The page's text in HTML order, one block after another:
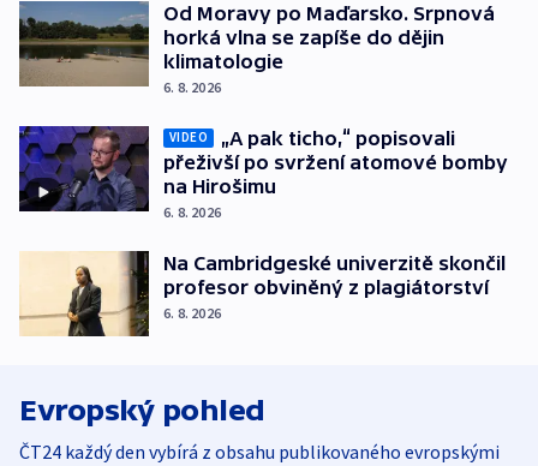
Od Moravy po Maďarsko. Srpnová
horká vlna se zapíše do dějin
klimatologie
6. 8. 2026
VIDEO
„A pak ticho,“ popisovali
přeživší po svržení atomové bomby
na Hirošimu
6. 8. 2026
Na Cambridgeské univerzitě skončil
profesor obviněný z plagiátorství
6. 8. 2026
Evropský pohled
ČT24 každý den vybírá z obsahu publikovaného evropskými